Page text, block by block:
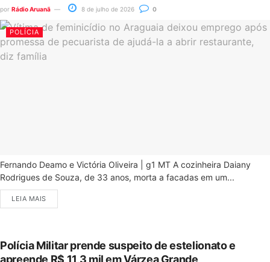
por Rádio Aruanã 8 de julho de 2026 0
POLÍCIA
Fernando Deamo e Victória Oliveira | g1 MT A cozinheira Daiany
Rodrigues de Souza, de 33 anos, morta a facadas em um...
LEIA MAIS
Polícia Militar prende suspeito de estelionato e
apreende R$ 11,3 mil em Várzea Grande